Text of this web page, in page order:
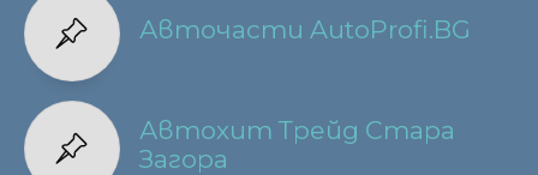
Авточасти AutoProfi.BG
Автохит Трейд Стара
Загора